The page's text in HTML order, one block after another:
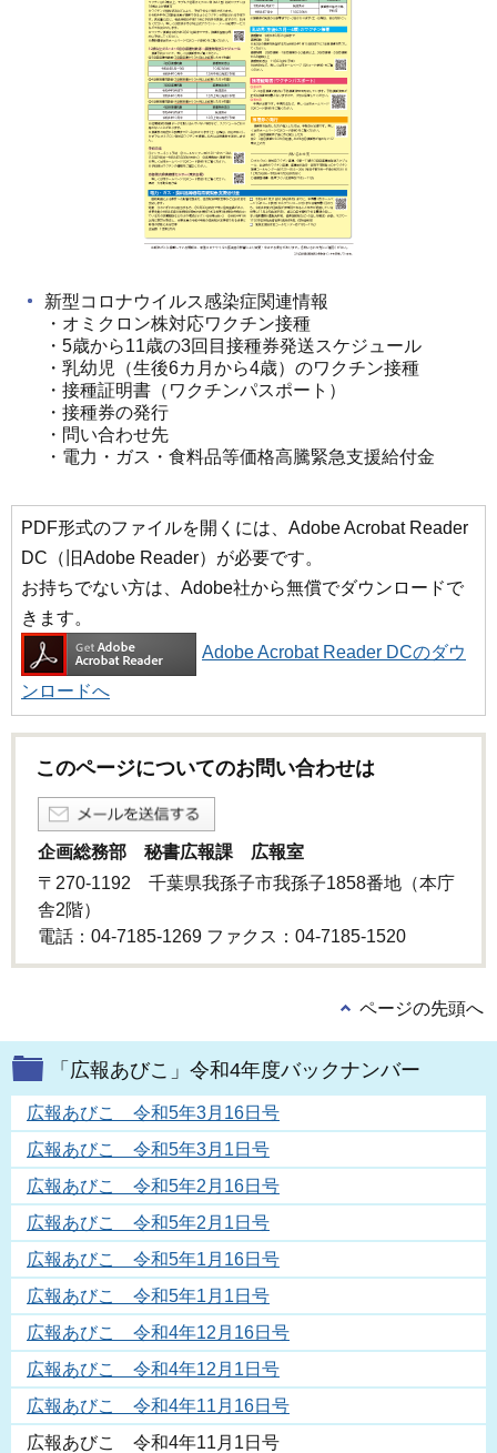
新型コロナウイルス感染症関連情報
・オミクロン株対応ワクチン接種
・5歳から11歳の3回目接種券発送スケジュール
・乳幼児（生後6カ月から4歳）のワクチン接種
・接種証明書（ワクチンパスポート）
・接種券の発行
・問い合わせ先
・電力・ガス・食料品等価格高騰緊急支援給付金
PDF形式のファイルを開くには、Adobe Acrobat Reader
DC（旧Adobe Reader）が必要です。
お持ちでない方は、Adobe社から無償でダウンロードで
きます。
Adobe Acrobat Reader DCのダウ
ンロードへ
このページについてのお問い合わせは
企画総務部 秘書広報課 広報室
〒270-1192 千葉県我孫子市我孫子1858番地（本庁
舎2階）
電話：04-7185-1269 ファクス：04-7185-1520
ページの先頭へ
「広報あびこ」令和4年度バックナンバー
広報あびこ 令和5年3月16日号
広報あびこ 令和5年3月1日号
広報あびこ 令和5年2月16日号
広報あびこ 令和5年2月1日号
広報あびこ 令和5年1月16日号
広報あびこ 令和5年1月1日号
広報あびこ 令和4年12月16日号
広報あびこ 令和4年12月1日号
広報あびこ 令和4年11月16日号
広報あびこ 令和4年11月1日号